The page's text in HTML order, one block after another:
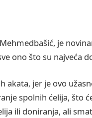
je
ono što su najveća
akata, jer je ovo
spolnih ćelija, što
ili doniranja, ali